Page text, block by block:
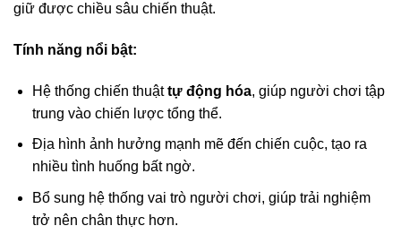
giữ được chiều sâu chiến thuật.
Tính năng nổi bật:
Hệ thống chiến thuậttự động hóa, giúp người chơi tập
trung vào chiến lược tổng thể.
Địa hình ảnh hưởng mạnh mẽ đến chiến cuộc, tạo ra
nhiều tình huống bất ngờ.
Bổ sung hệ thống vai trò người chơi, giúp trải nghiệm
trở nên chân thực hơn.